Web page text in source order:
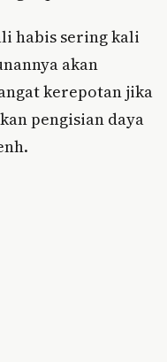
habis sering kali
akan
kerepotan jika
pengisian daya